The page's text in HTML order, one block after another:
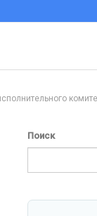
Поиск